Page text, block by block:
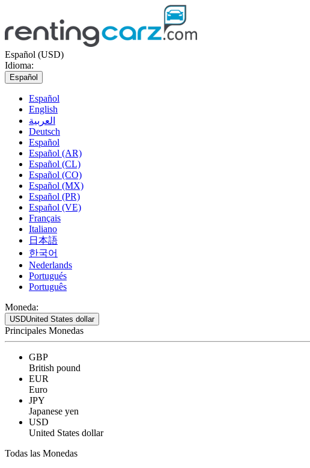
Español (USD)
Idioma:
Español
Español
English
العربية
Deutsch
Español
Español (AR)
Español (CL)
Español (CO)
Español (MX)
Español (PR)
Español (VE)
Français
Italiano
日本語
한국어
Nederlands
Portugués
Português
Moneda:
USDUnited States dollar
Principales Monedas
GBP
British pound
EUR
Euro
JPY
Japanese yen
USD
United States dollar
Todas las Monedas